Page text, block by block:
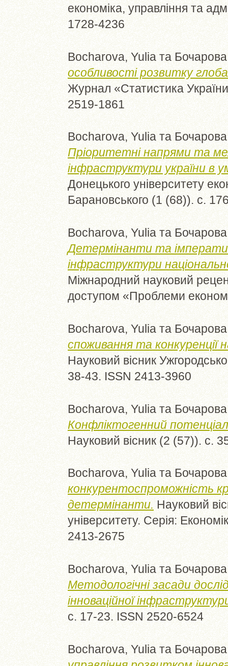
економіка, управління та
1728-4236
Bocharova, Yulia та
особливості розвитку
Журнал «Статистика
2519-1861
Bocharova, Yulia та
Пріоритетні напрями та
інфраструктури україни в
Донецького університету
Барановського (1 (68)). с.
Bocharova, Yulia та
Детермінанти та
інфраструктури
Міжнародний науковий
доступом «Проблеми
Bocharova, Yulia та
споживання та конкуренції
Науковий вісник
38-43. ISSN 2413-3960
Bocharova, Yulia та
Конфліктогенний потенціал
Науковий вісник (2 (57)). с.
Bocharova, Yulia та
конкурентоспроможність
детермінанти. Науковий
університету. Серія:
2413-2675
Bocharova, Yulia та
Методологічні засади
інноваційної
с. 17-23. ISSN 2520-6524
Bocharova, Yulia та